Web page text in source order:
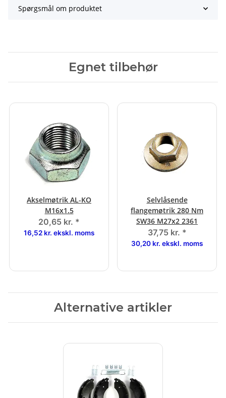
Spørgsmål om produktet
Egnet tilbehør
Akselmøtrik AL-KO
M16x1.5
20,65 kr. *
16,52 kr. ekskl. moms
Selvlåsende
flangemøtrik 280 Nm
SW36 M27x2 2361
37,75 kr. *
30,20 kr. ekskl. moms
Alternative artikler